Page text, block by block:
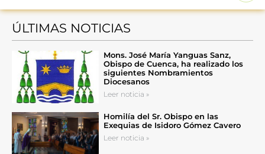
ÚLTIMAS NOTICIAS
Mons. José María Yanguas Sanz,
Obispo de Cuenca, ha realizado los
siguientes Nombramientos
Diocesanos
Leer noticia »
Homilía del Sr. Obispo en las
Exequias de Isidoro Gómez Cavero
Leer noticia »